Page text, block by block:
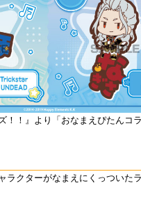
！！』より「おなまえぴたんコ
ラクターがなまえにくっついた